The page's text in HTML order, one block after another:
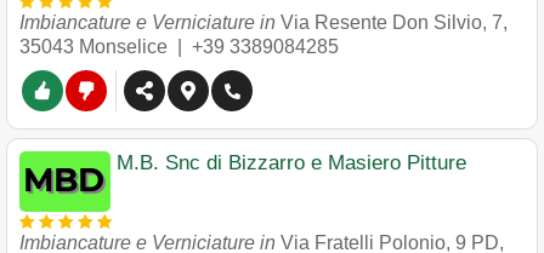
Imbiancature e Verniciature in Via Resente Don Silvio, 7,
35043 Monselice +39 3389084285
M.B. Snc di Bizzarro e Masiero Pitture
Imbiancature e Verniciature in Via Fratelli Polonio, 9 PD,